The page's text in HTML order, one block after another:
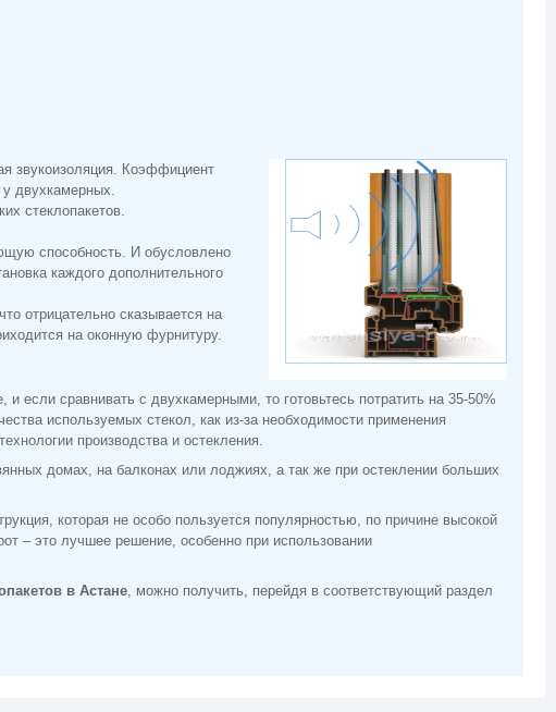
звукоизоляция. Коэффициент
у двухкамерных.
стеклопакетов.
способность. И обусловлено
каждого дополнительного
отрицательно сказывается на
на оконную фурнитуру.
если сравнивать с двухкамерными, то готовьтесь потратить на 35-50%
используемых стекол, как из-за необходимости применения
производства и остекления.
домах, на балконах или лоджиях, а так же при остеклении больших
которая не особо пользуется популярностью, по причине высокой
– это лучшее решение, особенно при использовании
в Астане, можно получить, перейдя в соответствующий раздел